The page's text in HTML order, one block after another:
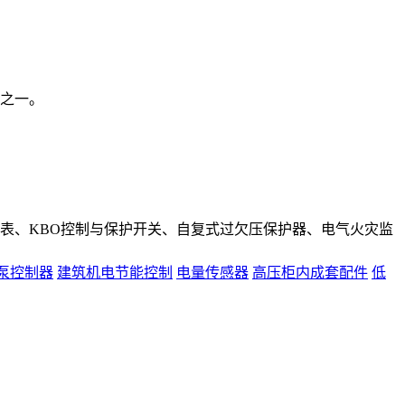
一。
、KBO控制与保护开关、自复式过欠压保护器、电气火灾监
控制器 建筑机电节能控制 电量传感器 高压柜内成套配件 低